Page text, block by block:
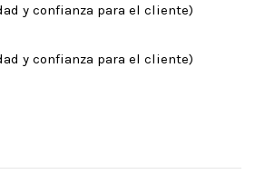
y confianza para el cliente)
y confianza para el cliente)